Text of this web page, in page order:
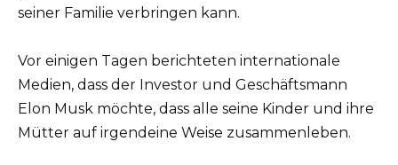
seiner Familie verbringen kann.
Vor einigen Tagen berichteten internationale
Medien, dass der Investor und Geschäftsmann
Elon Musk möchte, dass alle seine Kinder und ihre
Mütter auf irgendeine Weise zusammenleben.